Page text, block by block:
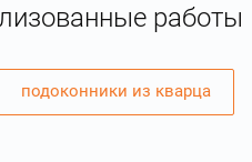
работы
подоконники из кварца